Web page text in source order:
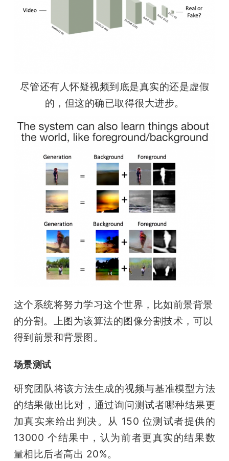
尽管还有人怀疑视频到底是真实的还是虚假
的，但这的确已取得很大进步。
这个系统将努力学习这个世界，比如前景背景
的分割。 上图为该算法的图像分割技术，可以
得到前景和背景图。
场景测试
研究团队将该方法生成的视频与基准模型方法
的结果做出比对，通过询问测试者哪种结果更
加真实来给出判决。从 150 位测试者提供的
13000 个结果中，认为前者更真实的结果数
量相比后者高出 20%。